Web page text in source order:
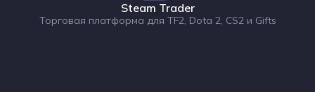
Steam Trader
Торговая платформа для TF2, Dota 2, CS2 и Gifts